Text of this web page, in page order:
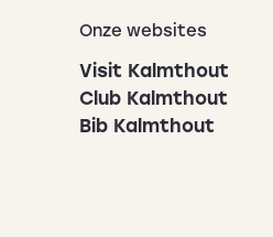
Onze websites
Visit Kalmthout
Club Kalmthout
Bib Kalmthout